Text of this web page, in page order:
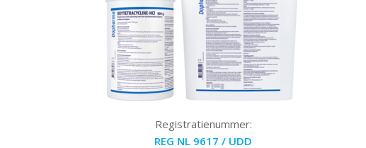
Registratienummer:
REG NL 9617 / UDD